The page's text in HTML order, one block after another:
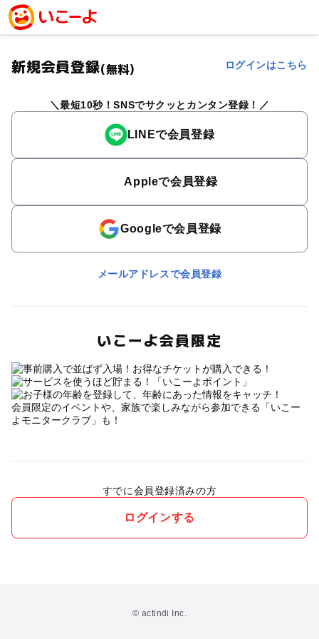
新規会員登録(無料) ログインはこちら
最短10秒！SNSでサクッとカンタン登録！
LINEで会員登録
Appleで会員登録
Googleで会員登録
メールアドレスで会員登録
いこーよ会員限定
会員限定のイベントや、家族で楽しみながら参加できる「いこー
よモニタークラブ」も！
すでに会員登録済みの方
ログインする
© actindi Inc.